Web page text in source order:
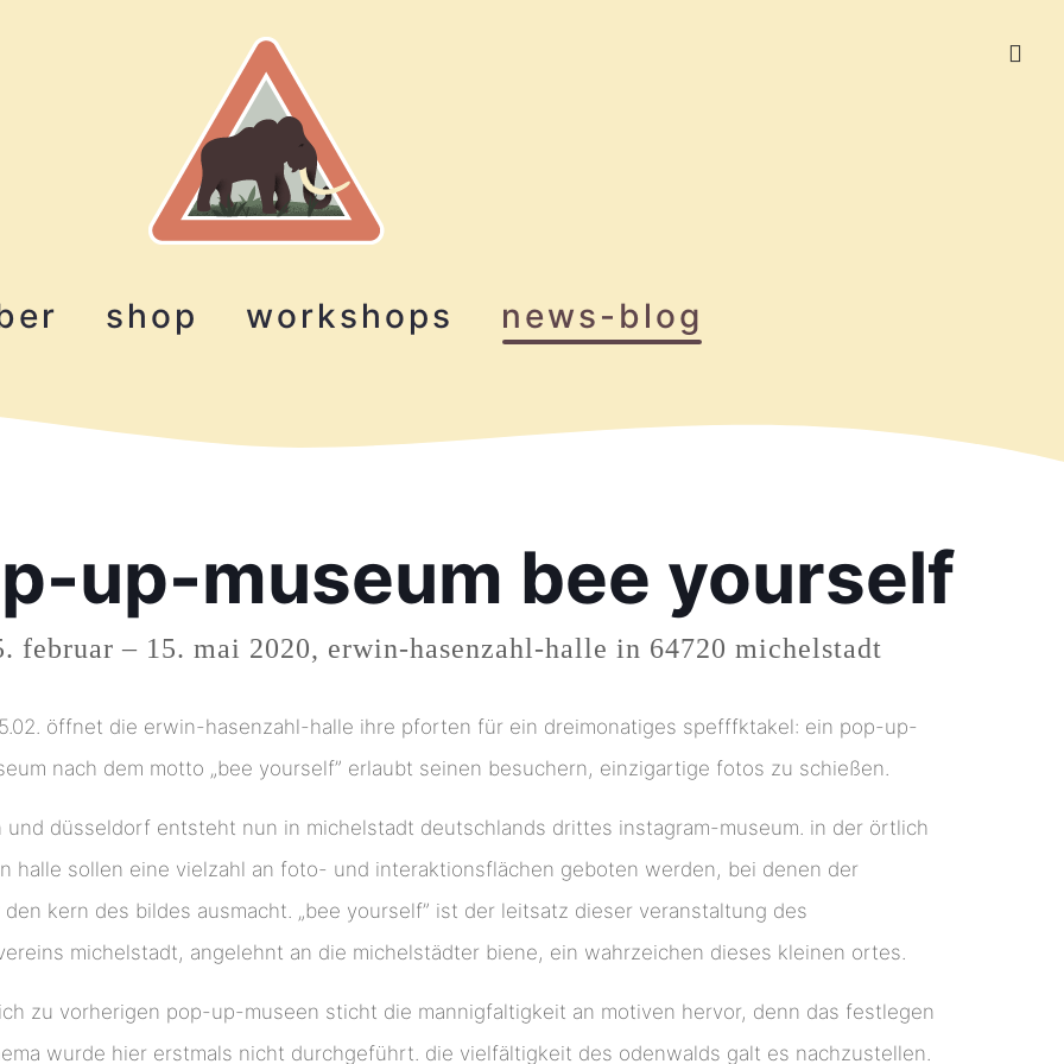
shop workshops news-blog
up-museum bee yourself
februar – 15. mai 2020, erwin-hasenzahl-halle in 64720 michelstadt
öffnet die erwin-hasenzahl-halle ihre pforten für ein dreimonatiges spefffktakel: ein pop-up-
nach dem motto „bee yourself” erlaubt seinen besuchern, einzigartige fotos zu schießen.
und düsseldorf entsteht nun in michelstadt deutschlands drittes instagram-museum. in der örtlich
halle sollen eine vielzahl an foto- und interaktionsflächen geboten werden, bei denen der
den kern des bildes ausmacht. „bee yourself” ist der leitsatz dieser veranstaltung des
michelstadt, angelehnt an die michelstädter biene, ein wahrzeichen dieses kleinen ortes.
zu vorherigen pop-up-museen sticht die mannigfaltigkeit an motiven hervor, denn das festlegen
wurde hier erstmals nicht durchgeführt. die vielfältigkeit des odenwalds galt es nachzustellen.